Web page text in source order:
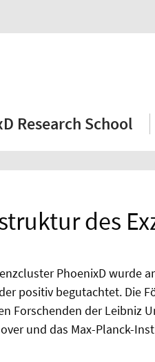
Research School
des
PhoenixD wurde
positiv begutachtet. Die
Forschenden der Leibniz
und das Max-Planck-